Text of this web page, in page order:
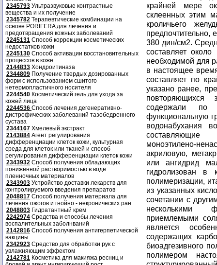
2345793 Ультразвуковые контрастные
вещества и их получение
2345782 Терапевтические комбинации на
основе PORIFERA для лечения и
предотвращения кожных заболеваний
2245131 Способ коррекции косметических
недостатков кожи
2245130 Способ активации восстановительных
процессов в коже
2144833 Хондроитиназа
2344809 Получение твердых дозированных
форм с использованием сшитого
нетермопластичного носителя
2244540 Косметический гель для ухода за
кожей лица
2244536 Способ лечения дегенеративно-
дистрофических заболеваний тазобедренного
сустава
2344167 Хмелевый экстракт
2143884 Агент регулирования
дифференциации клеток кожи, культурная
среда для клеток или тканей и способ
регулирования дифференциации клеток кожи
2343932 Способ получения обладающих
пониженной растворимостью в воде
пленночных материалов
2343903 Устройство доставки лекарств для
контролируемого введения препаратов
2048817 Способ получения материала для
лечения ожогов и гнойно - некронических ран
2048803 Гидратантный крем
2242974 Средства и способы лечения
воспалительных заболнваний
2142816 Способ получения антигерпетической
вакцины
2342923 Средство для обработки рук с
увлажняющим эффектом
2142781 Косметика для макияжа ресниц и